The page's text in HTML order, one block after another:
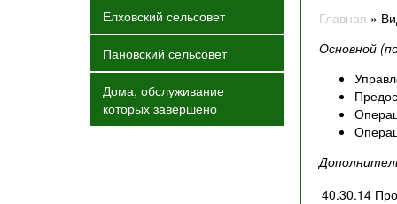
Елховский сельсовет
Пановский сельсовет
Дома, обслуживание
которых завершено
Главная »
Основной
40.30.14